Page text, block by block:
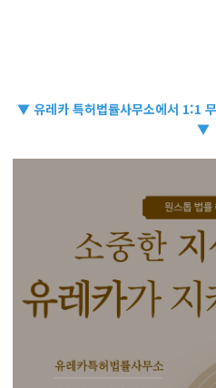
▼ 유레카 특허법률사무소에서 1:1
▼